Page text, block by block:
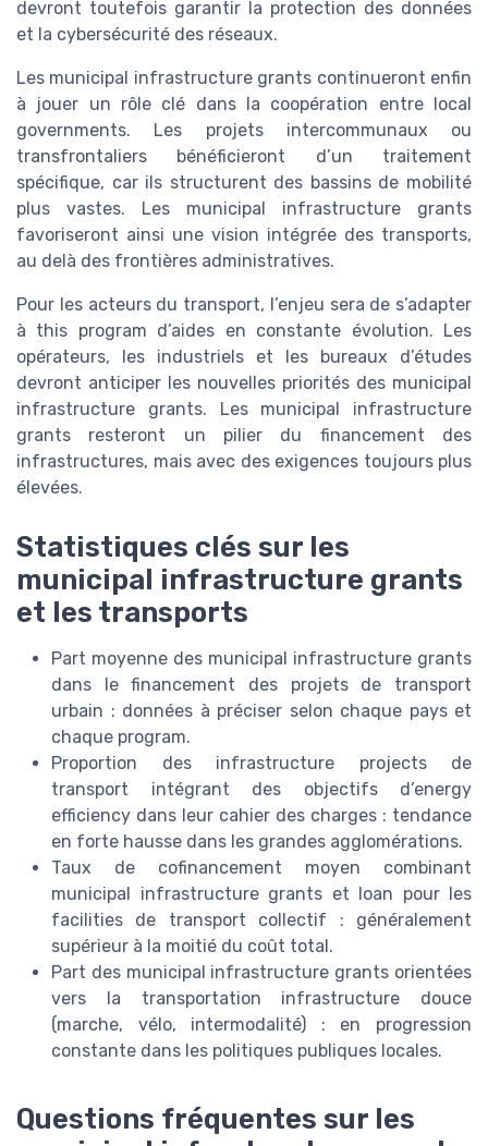
devront toutefois garantir la protection des données
et la cybersécurité des réseaux.
Les municipal infrastructure grants continueront enfin
à jouer un rôle clé dans la coopération entre local
governments. Les projets intercommunaux ou
transfrontaliers bénéficieront d’un traitement
spécifique, car ils structurent des bassins de mobilité
plus vastes. Les municipal infrastructure grants
favoriseront ainsi une vision intégrée des transports,
au delà des frontières administratives.
Pour les acteurs du transport, l’enjeu sera de s’adapter
à this program d’aides en constante évolution. Les
opérateurs, les industriels et les bureaux d’études
devront anticiper les nouvelles priorités des municipal
infrastructure grants. Les municipal infrastructure
grants resteront un pilier du financement des
infrastructures, mais avec des exigences toujours plus
élevées.
Statistiques clés sur les
municipal infrastructure grants
et les transports
Part moyenne des municipal infrastructure grants
dans le financement des projets de transport
urbain : données à préciser selon chaque pays et
chaque program.
Proportion des infrastructure projects de
transport intégrant des objectifs d’energy
efficiency dans leur cahier des charges : tendance
en forte hausse dans les grandes agglomérations.
Taux de cofinancement moyen combinant
municipal infrastructure grants et loan pour les
facilities de transport collectif : généralement
supérieur à la moitié du coût total.
Part des municipal infrastructure grants orientées
vers la transportation infrastructure douce
(marche, vélo, intermodalité) : en progression
constante dans les politiques publiques locales.
Questions fréquentes sur les